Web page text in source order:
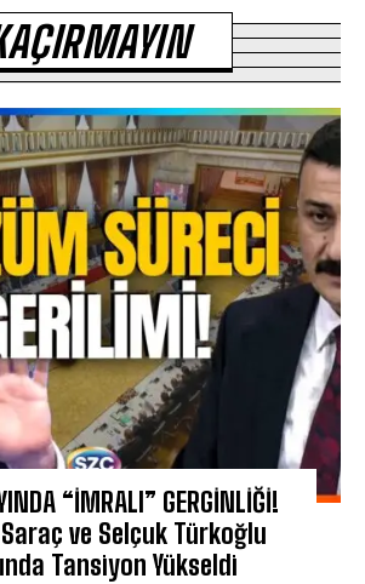
“İMRALI” GERGİNLİĞİ!
ve Selçuk Türkoğlu
Tansiyon Yükseldi